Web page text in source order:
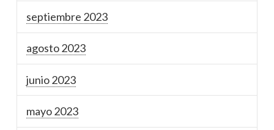
septiembre 2023
agosto 2023
junio 2023
mayo 2023